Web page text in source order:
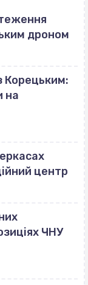
дроном
Корецьким:
на
центр
ЧНУ